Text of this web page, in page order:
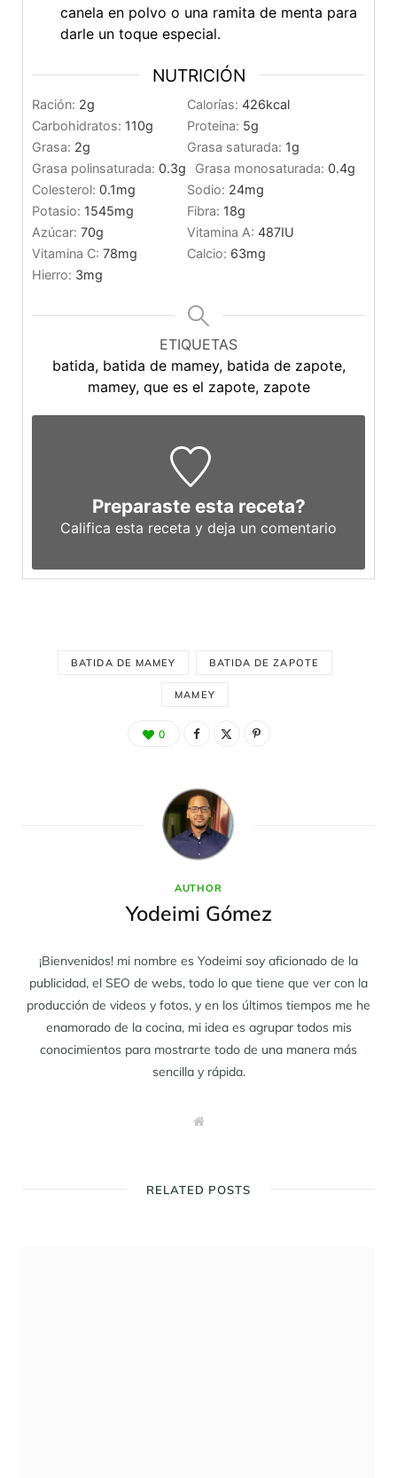
canela en polvo o una ramita de menta para
darle un toque especial.
NUTRICIÓN
Ración: 2g Calorías: 426kcal
Carbohidratos: 110g Proteina: 5g
Grasa: 2g Grasa saturada: 1g
Grasa polinsaturada: 0.3g Grasa monosaturada: 0.4g
Colesterol: 0.1mg Sodio: 24mg
Potasio: 1545mg Fibra: 18g
Azúcar: 70g Vitamina A: 487IU
Vitamina C: 78mg Calcio: 63mg
Hierro: 3mg
ETIQUETAS
batida, batida de mamey, batida de zapote,
mamey, que es el zapote, zapote
Preparaste esta receta?
Califica esta receta y deja un comentario
BATIDA DE MAMEY BATIDA DE ZAPOTE
MAMEY
0
AUTHOR
Yodeimi Gómez
¡Bienvenidos! mi nombre es Yodeimi soy aficionado de la
publicidad, el SEO de webs, todo lo que tiene que ver con la
producción de videos y fotos, y en los últimos tiempos me he
enamorado de la cocina, mi idea es agrupar todos mis
conocimientos para mostrarte todo de una manera más
sencilla y rápida.
W
RELATED POSTS